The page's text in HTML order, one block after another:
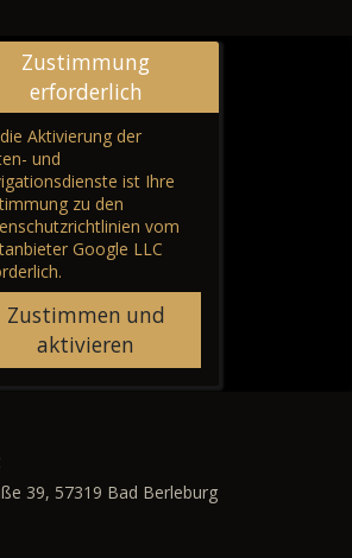
Bad Berleburg
Zustimmung
erforderlich
Aktivierung der
und
ist Ihre
zu den
vom
Google LLC
Zustimmen und
aktivieren
39, 57319 Bad Berleburg